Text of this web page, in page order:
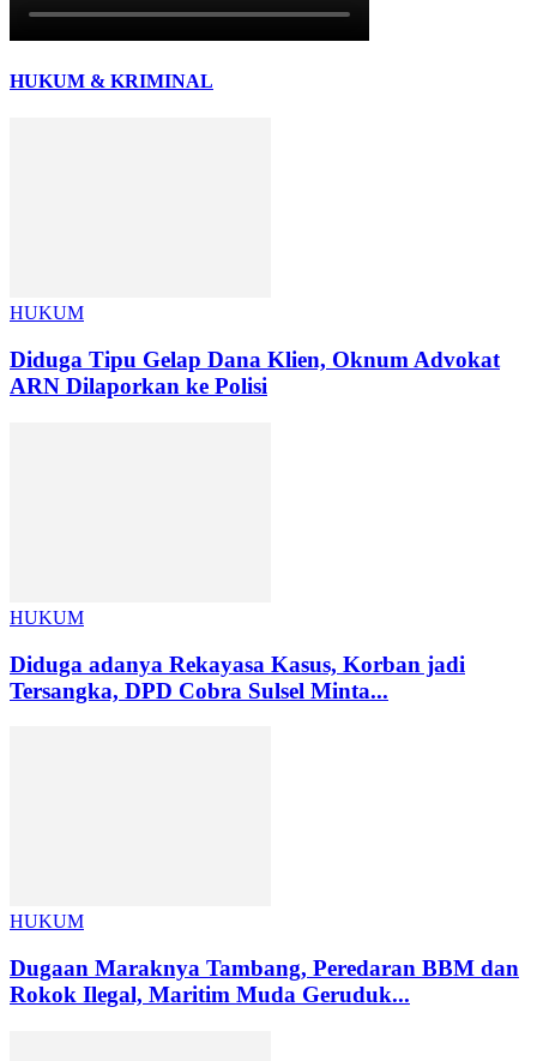
HUKUM & KRIMINAL
HUKUM
Diduga Tipu Gelap Dana Klien, Oknum Advokat
ARN Dilaporkan ke Polisi
HUKUM
Diduga adanya Rekayasa Kasus, Korban jadi
Tersangka, DPD Cobra Sulsel Minta...
HUKUM
Dugaan Maraknya Tambang, Peredaran BBM dan
Rokok Ilegal, Maritim Muda Geruduk...